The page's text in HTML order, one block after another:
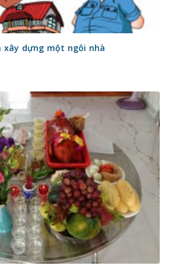
dựng một ngôi nhà